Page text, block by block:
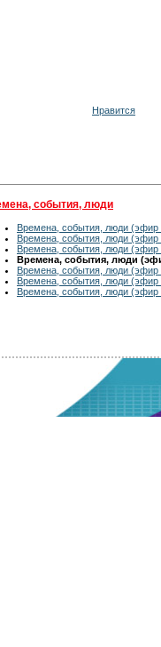
Нравится
события, люди
Времена, события, люди (эфир
Времена, события, люди (эфир
Времена, события, люди (эфир
Времена, события, люди
Времена, события, люди (эфир
Времена, события, люди (эфир
Времена, события, люди (эфир